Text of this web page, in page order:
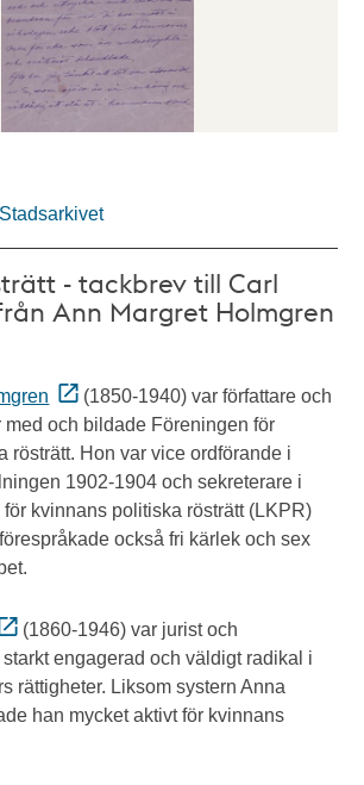
Stadsarkivet
- tackbrev till Carl
Ann Margret Holmgren
(1850-1940) var författare och
med och bildade Föreningen för
rösträtt. Hon var vice ordförande i
1902-1904 och sekreterare i
kvinnans politiska rösträtt (LKPR)
också fri kärlek och sex
(1860-1946) var jurist och
engagerad och väldigt radikal i
rättigheter. Liksom systern Anna
han mycket aktivt för kvinnans